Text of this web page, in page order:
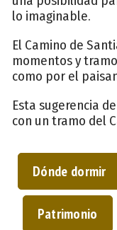
lo imaginable.
El Camino de
momentos y
como por el
Esta sugerencia
con un tramo del
Dónde dormir
Patrimonio